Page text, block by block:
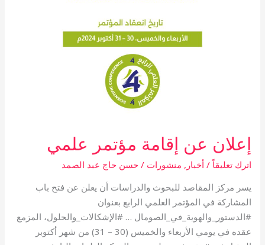
إعلان عن إقامة مؤتمر علمي
اترك تعليقاً /أخبار , منشورات /حسن حاج عبد الصمد
يسر مركز المقاصد للبحوث والدراسات أن يعلن عن فتح باب
المشاركة في المؤتمر العلمي الرابع بعنوان
#الدستور_والهوية_في_الصومال … #الإشكالات_والحلول، المزمع
عقده في يومي الأربعاء والخميس (30 – 31) من شهر أكتوبر